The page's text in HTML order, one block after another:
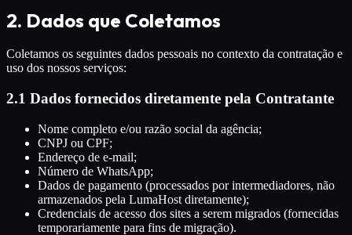
2. Dados que Coletamos
Coletamos os seguintes dados pessoais no contexto da contratação e
uso dos nossos serviços:
2.1 Dados fornecidos diretamente pela Contratante
Nome completo e/ou razão social da agência;
CNPJ ou CPF;
Endereço de e-mail;
Número de WhatsApp;
Dados de pagamento (processados por intermediadores, não
armazenados pela LumaHost diretamente);
Credenciais de acesso dos sites a serem migrados (fornecidas
temporariamente para fins de migração).